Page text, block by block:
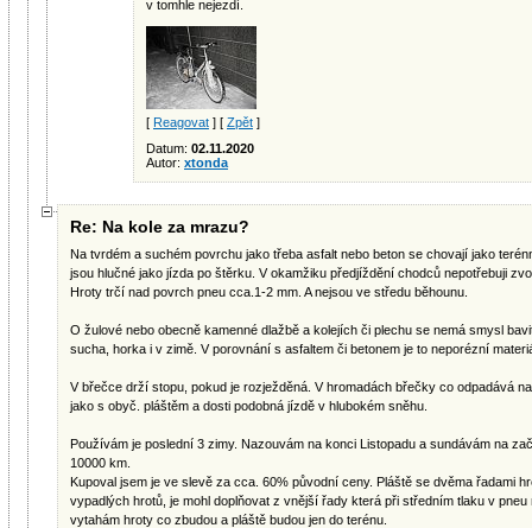
v tomhle nejezdí.
[ Reagovat ] [ Zpět ]
Datum: 02.11.2020
Autor: xtonda
Re: Na kole za mrazu?
Na tvrdém a suchém povrchu jako třeba asfalt nebo beton se chovají jako
jsou hlučné jako jízda po štěrku. V okamžiku předjíždění chodců nepotřebuji
Hroty trčí nad povrch pneu cca.1-2 mm. A nejsou ve středu běhounu.
O žulové nebo obecně kamenné dlažbě a kolejích či plechu se nemá smysl
sucha, horka i v zimě. V porovnání s asfaltem či betonem je to neporézní
V břečce drží stopu, pokud je rozježděná. V hromadách břečky co odpadává
jako s obyč. pláštěm a dosti podobná jízdě v hlubokém sněhu.
Používám je poslední 3 zimy. Nazouvám na konci Listopadu a sundávám na
10000 km.
Kupoval jsem je ve slevě za cca. 60% původní ceny. Pláště se dvěma řadami
vypadlých hrotů, je mohl doplňovat z vnější řady která při středním tlaku v
vytahám hroty co zbudou a pláště budou jen do terénu.